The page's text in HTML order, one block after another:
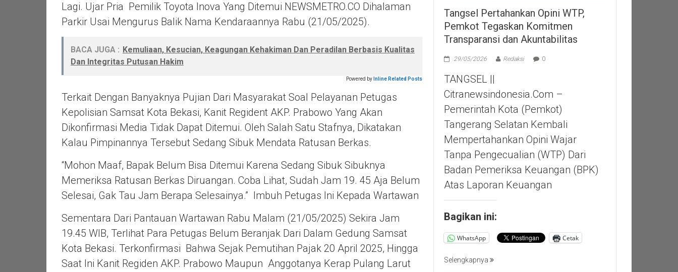
Lagi. Ujar Pria Pemilik Toyota Inova Yang Ditemui NEWSMETRO.CO Dihalaman
Parkir Usai Mengurus Balik Nama Kendaraannya Rabu (21/05/2025).
BACA JUGA : Kemuliaan, Kesucian, Keagungan Kehakiman Dan Peradilan Berbasis Kualitas
Dan Integritas Putusan Hakim
Powered by Inline Related Posts
Terkait Dengan Banyaknya Pujian Dari Masyarakat Soal Pelayanan Petugas
Kepolisian Samsat Kota Bekasi, Kanit Regident AKP. Prabowo Yang Akan
Dikonfirmasi Media Tidak Dapat Ditemui. Oleh Salah Satu Stafnya, Dikatakan
Kalau Pimpinannya Tersebut Sedang Sibuk Mendata Ratusan Berkas.
“Mohon Maaf, Bapak Belum Bisa Ditemui Karena Sedang Sibuk Sibuknya
Memeriksa Ratusan Berkas Diruangan. Coba Lihat, Sudah Jam 19. 45 Aja Belum
Selesai, Gak Tau Jam Berapa Selesainya.” Imbuh Petugas Ini Kepada Wartawan
Sementara Dari Pantauan Wartawan Rabu Malam (21/05/2025) Sekira Jam
19.45 WIB, Terlihat Para Petugas Belum Beranjak Dari Dalam Gedung Samsat
Kota Bekasi. Terkonfirmasi Bahwa Sejak Pemutihan Pajak 20 April 2025, Hingga
Saat Ini Kanit Regiden AKP. Prabowo Maupun Anggotanya Kerap Pulang Larut
Tangsel Pertahankan Opini WTP,
Pemkot Tegaskan Komitmen
Transparansi dan Akuntabilitas
29/05/2026 Redaksi 0
TANGSEL ||
Citranewsindonesia.com –
Pemerintah Kota (Pemkot)
Tangerang Selatan Kembali
Mempertahankan Opini Wajar
Tanpa Pengecualian (WTP) Dari
Badan Pemeriksa Keuangan (BPK)
Atas Laporan Keuangan
Bagikan ini:
WhatsApp Cetak
Selengkapnya